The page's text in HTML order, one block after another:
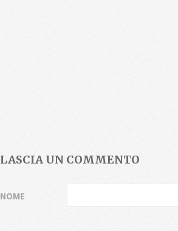
LASCIA UN COMMENTO
NOME